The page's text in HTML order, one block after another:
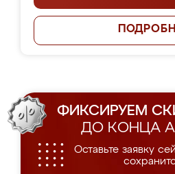
ФИКСИРУЕМ
ДО КОНЦА
Оставьте заявку